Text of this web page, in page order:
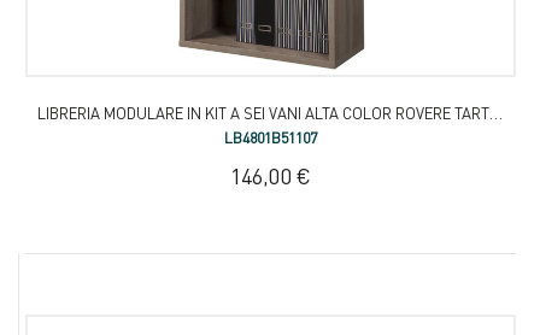
LB4801B51107
146,00 €